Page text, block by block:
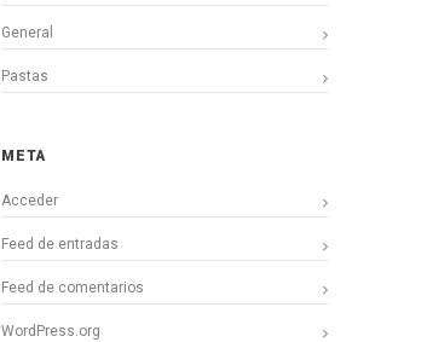
General
Pastas
META
Acceder
Feed de entradas
Feed de comentarios
WordPress.org